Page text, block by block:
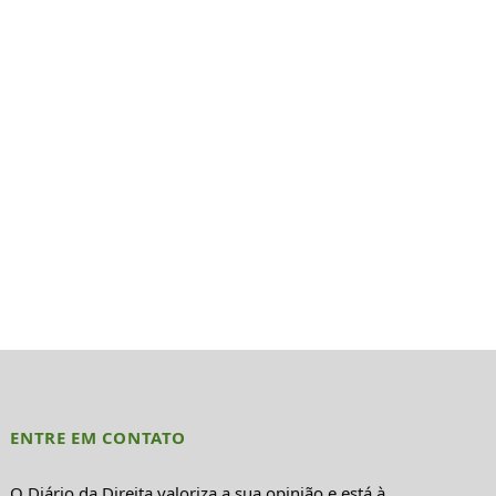
ENTRE EM CONTATO